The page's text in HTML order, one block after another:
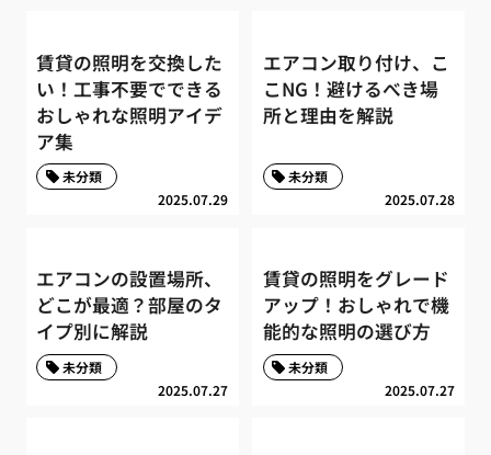
賃貸の照明を交換した
い！工事不要でできる
おしゃれな照明アイデ
ア集
2025.07.29
未分類
エアコン取り付け、こ
こNG！避けるべき場
所と理由を解説
2025.07.28
未分類
エアコンの設置場所、
どこが最適？部屋のタ
イプ別に解説
2025.07.27
未分類
賃貸の照明をグレード
アップ！おしゃれで機
能的な照明の選び方
2025.07.27
未分類